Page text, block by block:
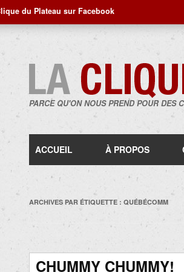
du Plateau sur Facebook
PARCE QU'ON NOUS PREND POUR DES
ACCUEIL À PROPOS
ARCHIVES PAR ÉTIQUETTE : QUÉBÉCOMM
CHUMMY CHUMMY!